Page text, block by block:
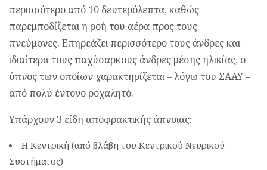
περισσότερο από 10 δευτερόλεπτα, καθώς
παρεμποδίζεται η ροή του αέρα προς τους
πνεύμονες. Επηρεάζει περισσότερο τους άνδρες και
ιδιαίτερα τους παχύσαρκους άνδρες μέσης ηλικίας, ο
ύπνος των οποίων χαρακτηρίζεται – λόγω του ΣΑΑΥ –
από πολύ έντονο ροχαλητό.
Υπάρχουν 3 είδη αποφρακτικής άπνοιας:
Η Κεντρική (από βλάβη του Κεντρικού Νευρικού
Συστήματος)